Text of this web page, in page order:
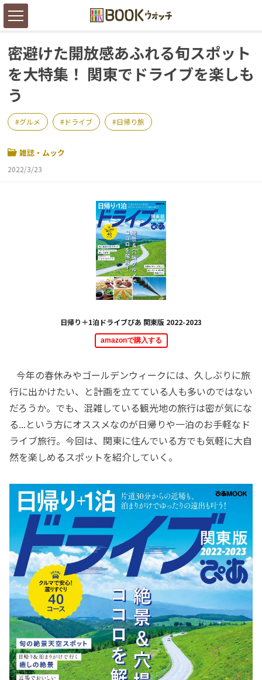
密避けた開放感あふれる旬スポット
を大特集！ 関東でドライブを楽しも
う
グルメ ドライブ 日帰り旅
雑誌・ムック
2022/3/23
日帰り＋1泊ドライブぴあ 関東版 2022-2023
amazonで購入する
今年の春休みやゴールデンウィークには、久しぶりに旅
行に出かけたい、と計画を立てている人も多いのではない
だろうか。でも、混雑している観光地の旅行は密が気にな
る...という方にオススメなのが日帰りや一泊のお手軽なド
ライブ旅行。今回は、関東に住んでいる方でも気軽に大自
然を楽しめるスポットを紹介していく。